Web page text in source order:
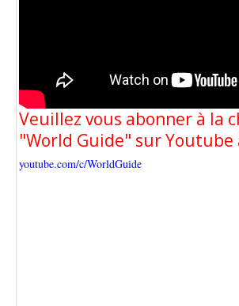
Veuillez vous abonner à la
"World Guide" sur Youtube
youtube.com/c/WorldGuide